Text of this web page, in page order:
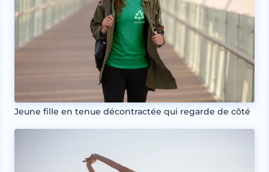
Jeune fille en tenue décontractée qui regarde de côté